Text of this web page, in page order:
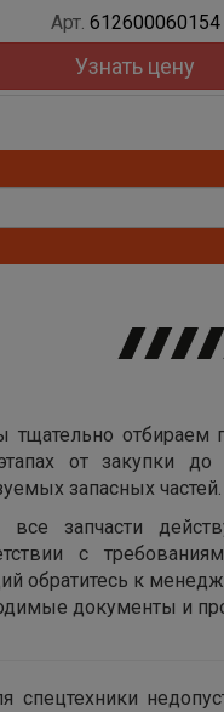
Арт. 612600060154
Узнать цену
тщательно отбираем
от закупки
запасных частей.
все запчасти
с
обратитесь к
документы и
спецтехники